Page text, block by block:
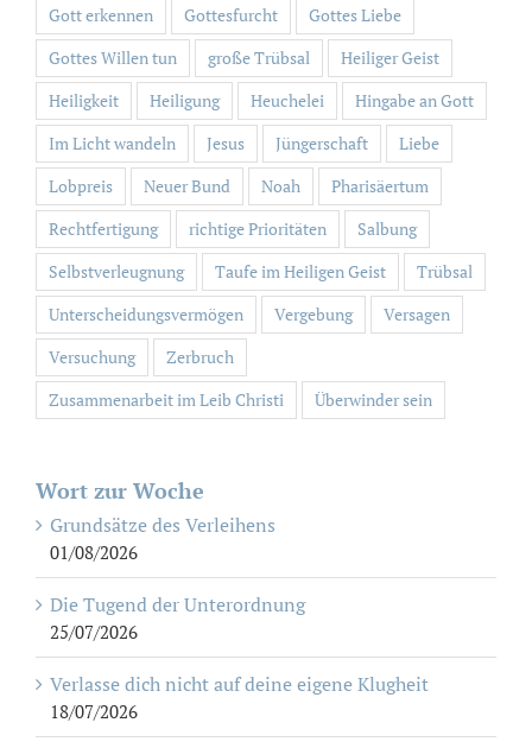
Gott erkennen
Gottesfurcht
Gottes Liebe
Gottes Willen tun
große Trübsal
Heiliger Geist
Heiligkeit
Heiligung Heuchelei
Hingabe an Gott
Im Licht wandeln
Jesus Jüngerschaft
Liebe
Lobpreis
Neuer Bund Noah
Pharisäertum
Rechtfertigung
richtige Prioritäten
Salbung
Selbstverleugnung
Taufe im Heiligen Geist
Trübsal
Unterscheidungsvermögen
Vergebung
Versagen
Versuchung
Zerbruch
Zusammenarbeit im Leib Christi
Überwinder sein
Wort zur Woche
Grundsätze des Verleihens
01/08/2026
Die Tugend der Unterordnung
25/07/2026
Verlasse dich nicht auf deine eigene Klugheit
18/07/2026